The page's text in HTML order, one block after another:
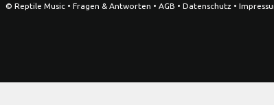
© Reptile Music • Fragen & Antworten • AGB • Datenschutz •